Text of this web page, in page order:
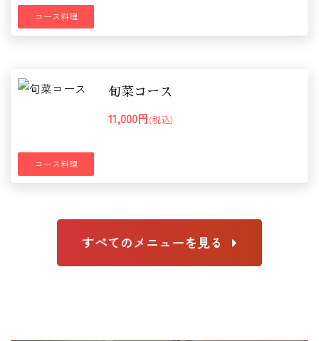
コース料理
コース料理
旬菜コース
11,000円(税込)
すべてのメニューを見る